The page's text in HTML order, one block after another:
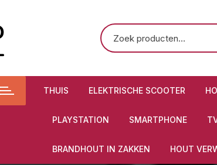
THUIS ELEKTRISCHE SCOOTER
PLAYSTATION SMARTPHONE
BRANDHOUT IN ZAKKEN HOUT